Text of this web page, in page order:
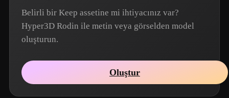
Belirli bir Keep assetine mi ihtiyacınız var?
Hyper3D Rodin ile metin veya görselden model
oluşturun.
Oluştur